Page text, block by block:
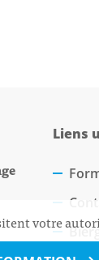
Liens
votre